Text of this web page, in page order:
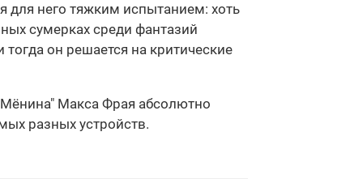
для него тяжким испытанием: хоть
сумерках среди фантазий
он решается на критические
Макса Фрая абсолютно
разных устройств.